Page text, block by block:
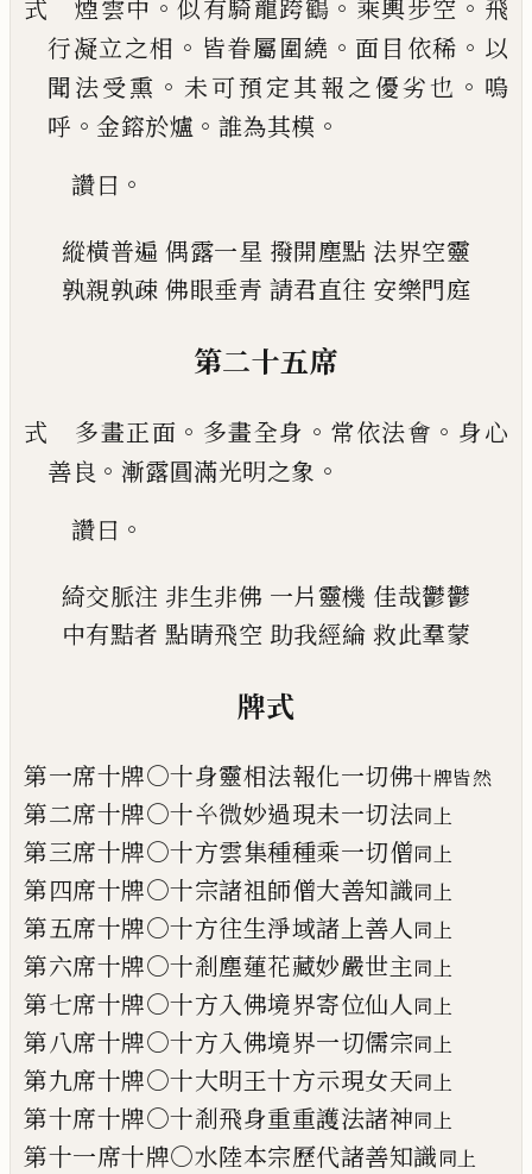
式 煙雲中 。似有騎龍跨鶴 。 乘輿步空 。 飛
行凝立之相 。 皆眷屬圍繞 。 面目依稀 。 以
聞法受熏 。 未可預定其報之優劣也 。 嗚
呼 。 金鎔於爐 。 誰為其模 。
讚曰 。
縱橫普遍 偶露一星 撥開塵點 法界空靈
孰親孰疎 佛眼垂青 請君直往 安樂門庭
第二十五席
式 多畫正面 。 多畫全身 。 常依法會 。 身心
善良 。 漸露圓滿光明之象 。
讚曰 。
綺交脈注 非生非佛 一片靈機 佳哉鬱鬱
中有黠者 點睛飛空 助我經綸 救此羣蒙
牌式
第一席十牌○十身靈相法報化一切佛十牌皆然
第二席十牌○十𢆯微妙過現未一切法同上
第三席十牌○十方雲集種種乘一切僧同上
第四席十牌○十宗諸祖師僧大善知識同上
第五席十牌○十方往生淨域諸上善人同上
第六席十牌○十剎塵蓮花藏妙嚴世主同上
第七席十牌○十方入佛境界寄位仙人同上
第八席十牌○十方入佛境界一切儒宗同上
第九席十牌○十大明王十方示現女天同上
第十席十牌○十剎飛身重重護法諸神同上
第十一席十牌○水陸本宗歷代諸善知識同上